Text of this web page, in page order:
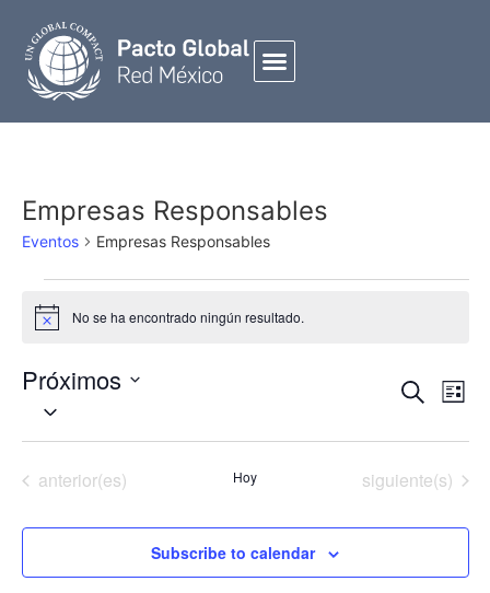
Empresas Responsables
Eventos Empresas Responsables
Notice No se ha encontrado ningún resultado.
Vistas
Eventos
BuscarLista
Próximos
Seleccionar
fecha.
Eventos
anterior(es) Hoy Eventos
siguiente(s)
Subscribe to calendar